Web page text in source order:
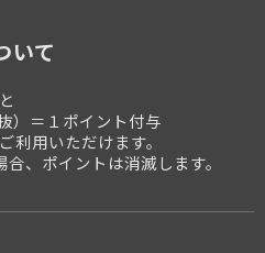
いて
）＝１ポイント付与
利用いただけます。
、ポイントは消滅します。